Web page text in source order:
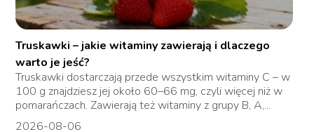
Truskawki – jakie witaminy zawierają i dlaczego
warto je jeść?
Truskawki dostarczają przede wszystkim witaminy C – w
100 g znajdziesz jej około 60–66 mg, czyli więcej niż w
pomarańczach. Zawierają też witaminy z grupy B, A,...
2026-08-06